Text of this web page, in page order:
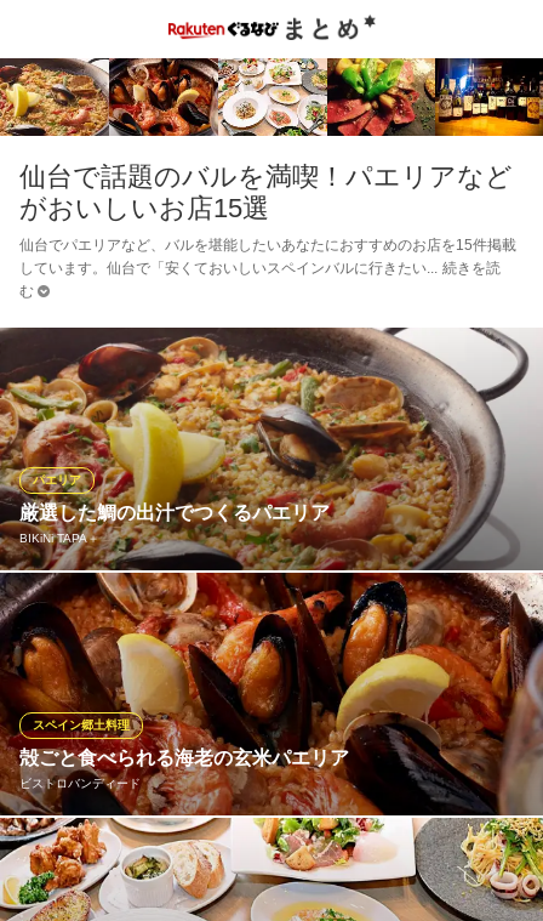
仙台で話題のバルを満喫！パエリアなど
がおいしいお店15選
仙台でパエリアなど、バルを堪能したいあなたにおすすめのお店を15件掲載
しています。仙台で「安くておいしいスペインバルに行きたい
続きを読
む
厳選した鯛の出汁でつくるパエリア
BIKiNi TAPA＋
パエリア
パエリアやカルドソに使われる出汁は、厳選された鯛から5時間か
けて毎日手仕事で作ります。全ての料理に手間を惜しまず美味し
さを追求します。
BIKiNi TAPA＋
仙台駅のスペインバル
ＪＲ仙台駅 徒歩1分
宮城県仙台市青葉区中央1-1-1 エスパル仙台東館2F
殻ごと食べられる海老の玄米パエリア
ビストロバンディード
スペイン郷土料理
殻ごと食べられるソフトシェルシュリンプ、ムール貝、アサリな
どの魚介類と自家製のスープを使用した本格パエリアをご賞味く
ださい。当店では国産の玄米を使用し、より味にこくと深み、程